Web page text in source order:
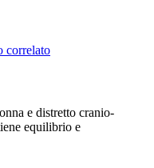
correlato
e distretto cranio-
equilibrio e